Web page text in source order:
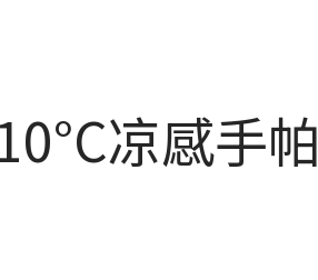
凉感手帕